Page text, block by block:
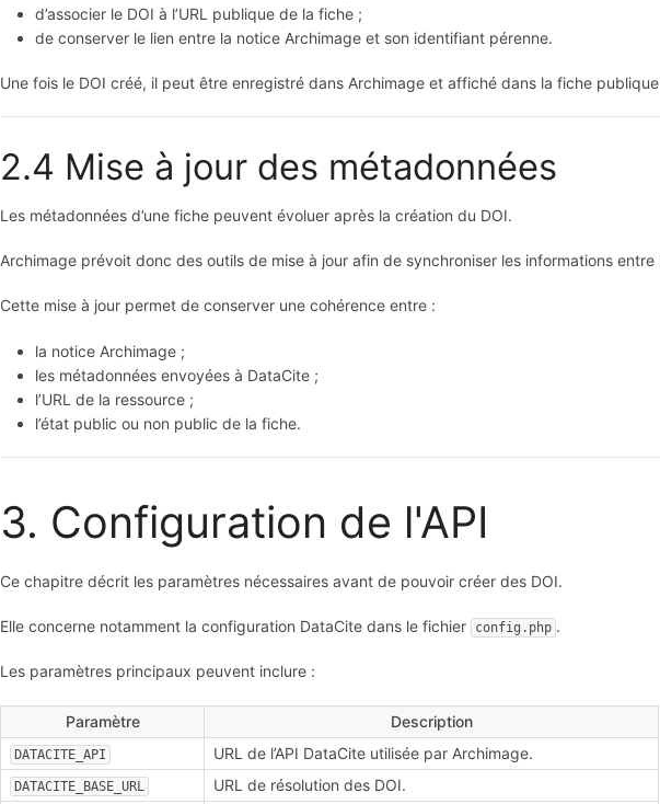
d’associer le DOI à l’URL publique de la fiche ;
de conserver le lien entre la notice Archimage et son identifiant pérenne.
Une fois le DOI créé, il peut être enregistré dans Archimage et affiché dans la fiche
2.4 Mise à jour des métadonnées
Les métadonnées d’une fiche peuvent évoluer après la création du DOI.
Archimage prévoit donc des outils de mise à jour afin de synchroniser les informations entre
Cette mise à jour permet de conserver une cohérence entre :
la notice Archimage ;
les métadonnées envoyées à DataCite ;
l’URL de la ressource ;
l’état public ou non public de la fiche.
3. Configuration de l'API
Ce chapitre décrit les paramètres nécessaires avant de pouvoir créer des DOI.
Elle concerne notamment la configuration DataCite dans le fichier config.php .
Les paramètres principaux peuvent inclure :
Paramètre Description
DATACITE_API URL de l’API DataCite utilisée par Archimage.
DATACITE_BASE_URL URL de résolution des DOI.